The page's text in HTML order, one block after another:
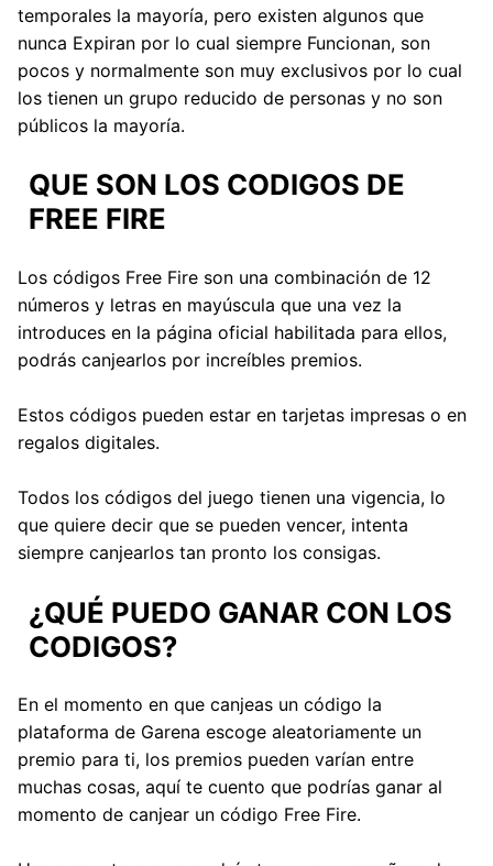
temporales la mayoría, pero existen algunos que
nunca Expiran por lo cual siempre Funcionan, son
pocos y normalmente son muy exclusivos por lo cual
los tienen un grupo reducido de personas y no son
públicos la mayoría.
QUE SON LOS CODIGOS DE
FREE FIRE
Los códigos Free Fire son una combinación de 12
números y letras en mayúscula que una vez la
introduces en la página oficial habilitada para ellos,
podrás canjearlos por increíbles premios.
Estos códigos pueden estar en tarjetas impresas o en
regalos digitales.
Todos los códigos del juego tienen una vigencia, lo
que quiere decir que se pueden vencer, intenta
siempre canjearlos tan pronto los consigas.
¿QUÉ PUEDO GANAR CON LOS
CODIGOS?
En el momento en que canjeas un código la
plataforma de Garena escoge aleatoriamente un
premio para ti, los premios pueden varían entre
muchas cosas, aquí te cuento que podrías ganar al
momento de canjear un código Free Fire.